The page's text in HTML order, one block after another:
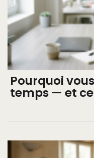
Pourquoi
temps — et